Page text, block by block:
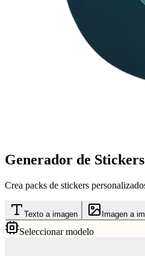
Generador de
Crea packs de stickers
Texto a imagen Imagen a
Seleccionar modelo